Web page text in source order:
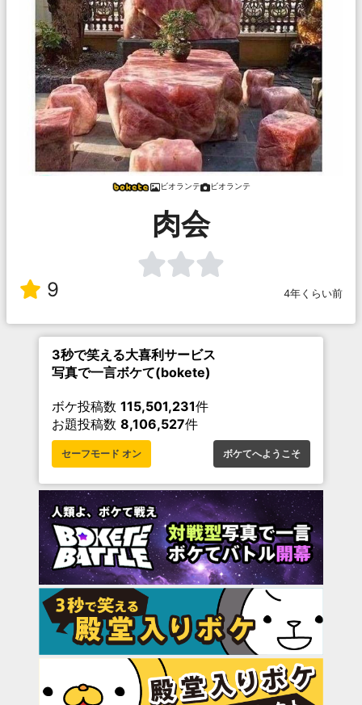
ビオランテ ビオランテ
肉会
9 4年くらい前
3秒で笑える大喜利サービス
写真で一言ボケて(bokete)
ボケ投稿数 115,501,231件
お題投稿数 8,106,527件
セーフモード オン ボケてへようこそ